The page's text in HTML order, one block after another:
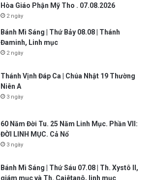
Hòa Giáo Phận Mỹ Tho . 07.08.2026
2 ngày
Bánh Mì Sáng | Thứ Bảy 08.08 | Thánh
Đaminh, Linh mục
2 ngày
Thánh Vịnh Đáp Ca | Chúa Nhật 19 Thường
Niên A
3 ngày
60 Năm Đời Tu. 25 Năm Linh Mục. Phần VII:
ĐỜI LINH MỤC. Cả Nổ
3 ngày
Bánh Mì Sáng | Thứ Sáu 07.08 | Th. Xystô II,
giám mục và Th. Cajêtanô, linh mục